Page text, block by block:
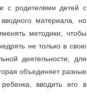
с родителями детей с
материала, но
методики, чтобы
не только в свою
деятельности, для
объединяет разные
вводить его в